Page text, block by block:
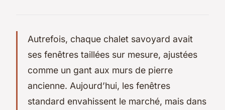
Autrefois, chaque chalet savoyard avait
ses fenêtres taillées sur mesure, ajustées
comme un gant aux murs de pierre
ancienne. Aujourd’hui, les fenêtres
standard envahissent le marché, mais dans